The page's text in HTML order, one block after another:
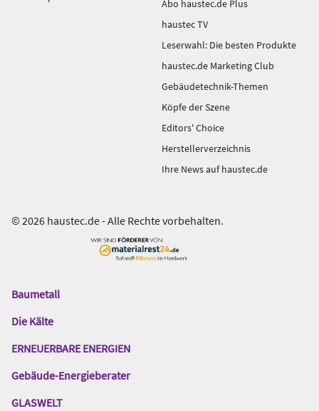
Abo haustec.de Plus
haustec TV
Leserwahl: Die besten Produkte
haustec.de Marketing Club
Gebäudetechnik-Themen
Köpfe der Szene
Editors' Choice
Herstellerverzeichnis
Ihre News auf haustec.de
© 2026 haustec.de - Alle Rechte vorbehalten.
Das
Gentner
Baumetall
Die Kälte
ERNEUERBARE ENERGIEN
Gebäude-Energieberater
GLASWELT